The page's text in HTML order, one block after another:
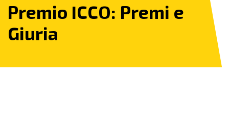
Premio ICCO: Premi e
Giuria